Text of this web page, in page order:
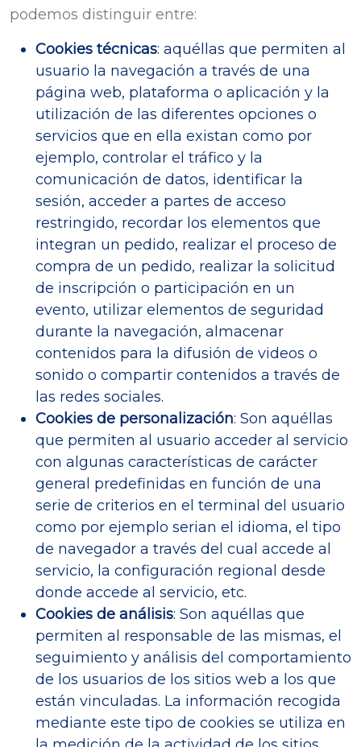
podemos distinguir entre:
Cookies técnicas: aquéllas que permiten al
usuario la navegación a través de una
página web, plataforma o aplicación y la
utilización de las diferentes opciones o
servicios que en ella existan como por
ejemplo, controlar el tráfico y la
comunicación de datos, identificar la
sesión, acceder a partes de acceso
restringido, recordar los elementos que
integran un pedido, realizar el proceso de
compra de un pedido, realizar la solicitud
de inscripción o participación en un
evento, utilizar elementos de seguridad
durante la navegación, almacenar
contenidos para la difusión de videos o
sonido o compartir contenidos a través de
las redes sociales.
Cookies de personalización: Son aquéllas
que permiten al usuario acceder al servicio
con algunas características de carácter
general predefinidas en función de una
serie de criterios en el terminal del usuario
como por ejemplo serian el idioma, el tipo
de navegador a través del cual accede al
servicio, la configuración regional desde
donde accede al servicio, etc.
Cookies de análisis: Son aquéllas que
permiten al responsable de las mismas, el
seguimiento y análisis del comportamiento
de los usuarios de los sitios web a los que
están vinculadas. La información recogida
mediante este tipo de cookies se utiliza en